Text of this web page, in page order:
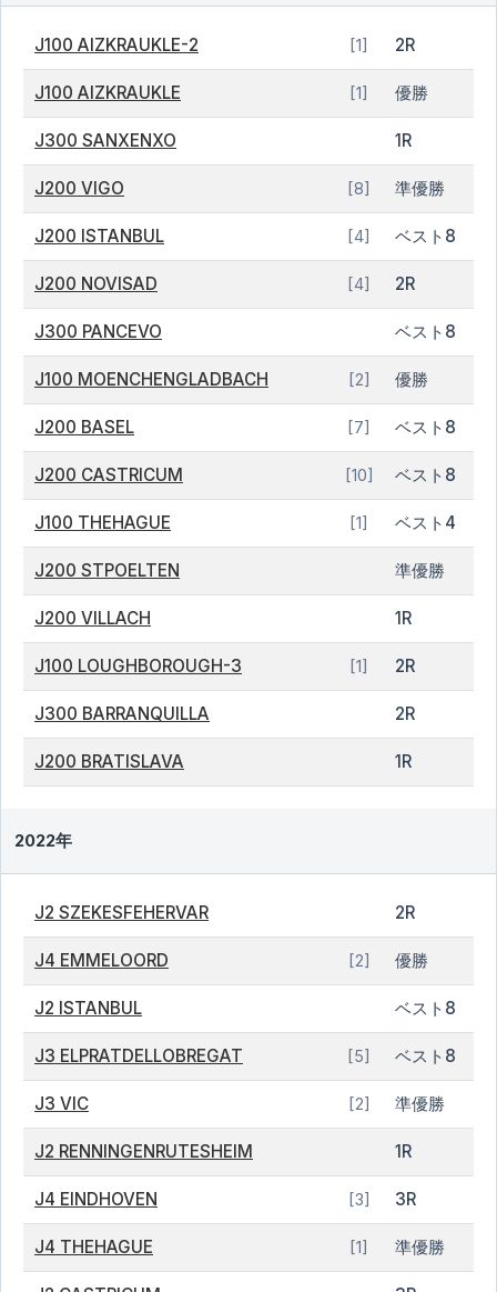
J100 AIZKRAUKLE-2 [1] 2R
J100 AIZKRAUKLE [1] 優勝
J300 SANXENXO 1R
J200 VIGO [8] 準優勝
J200 ISTANBUL [4] ベスト8
J200 NOVISAD [4] 2R
J300 PANCEVO ベスト8
J100 MOENCHENGLADBACH [2] 優勝
J200 BASEL [7] ベスト8
J200 CASTRICUM [10] ベスト8
J100 THEHAGUE [1] ベスト4
J200 STPOELTEN 準優勝
J200 VILLACH 1R
J100 LOUGHBOROUGH-3 [1] 2R
J300 BARRANQUILLA 2R
J200 BRATISLAVA 1R
2022年
J2 SZEKESFEHERVAR 2R
J4 EMMELOORD [2] 優勝
J2 ISTANBUL ベスト8
J3 ELPRATDELLOBREGAT [5] ベスト8
J3 VIC [2] 準優勝
J2 RENNINGENRUTESHEIM 1R
J4 EINDHOVEN [3] 3R
J4 THEHAGUE [1] 準優勝